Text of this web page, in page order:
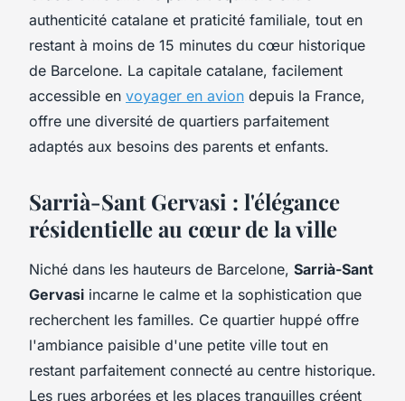
authenticité catalane et praticité familiale, tout en
restant à moins de 15 minutes du cœur historique
de Barcelone. La capitale catalane, facilement
accessible en voyager en avion depuis la France,
offre une diversité de quartiers parfaitement
adaptés aux besoins des parents et enfants.
Sarrià-Sant Gervasi : l'élégance
résidentielle au cœur de la ville
Niché dans les hauteurs de Barcelone, Sarrià-Sant
Gervasi incarne le calme et la sophistication que
recherchent les familles. Ce quartier huppé offre
l'ambiance paisible d'une petite ville tout en
restant parfaitement connecté au centre historique.
Les rues arborées et les places tranquilles créent